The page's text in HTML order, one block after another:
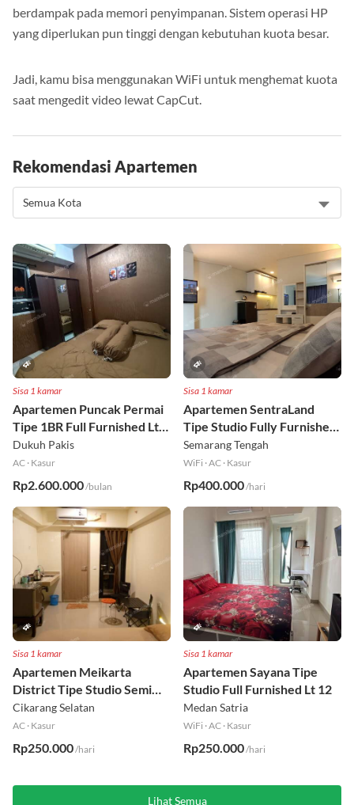
berdampak pada memori penyimpanan. Sistem operasi HP
yang diperlukan pun tinggi dengan kebutuhan kuota besar.
Jadi, kamu bisa menggunakan WiFi untuk menghemat kuota
saat mengedit video lewat CapCut.
Rekomendasi Apartemen
Sisa 1 kamar
Apartemen Puncak Permai
Tipe 1BR Full Furnished Lt
18
Dukuh Pakis
AC · Kasur
Rp2.600.000/bulan
Sisa 1 kamar
Apartemen SentraLand
Tipe Studio Fully Furnished
Lt 8
Semarang Tengah
WiFi ·AC · Kasur
Rp400.000/hari
Sisa 1 kamar
Apartemen Meikarta
District Tipe Studio Semi
Furnished Lt 1
Cikarang Selatan
AC · Kasur
Rp250.000/hari
Sisa 1 kamar
Apartemen Sayana Tipe
Studio Full Furnished Lt 12
Medan Satria
WiFi ·AC · Kasur
Rp250.000/hari
Lihat Semua